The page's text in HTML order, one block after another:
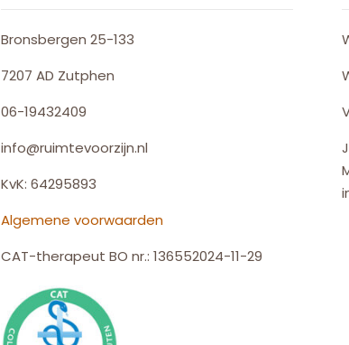
Bronsbergen 25-133
7207 AD Zutphen
06-19432409
info@ruimtevoorzijn.nl
KvK: 64295893
Algemene voorwaarden
CAT-therapeut BO nr.: 136552024-11-29